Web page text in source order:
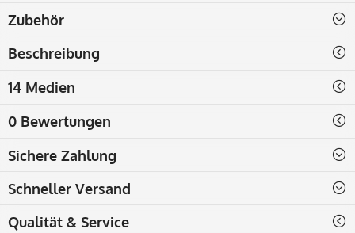
Zubehör
Beschreibung
14 Medien
0 Bewertungen
Sichere Zahlung
Schneller Versand
Qualität & Service